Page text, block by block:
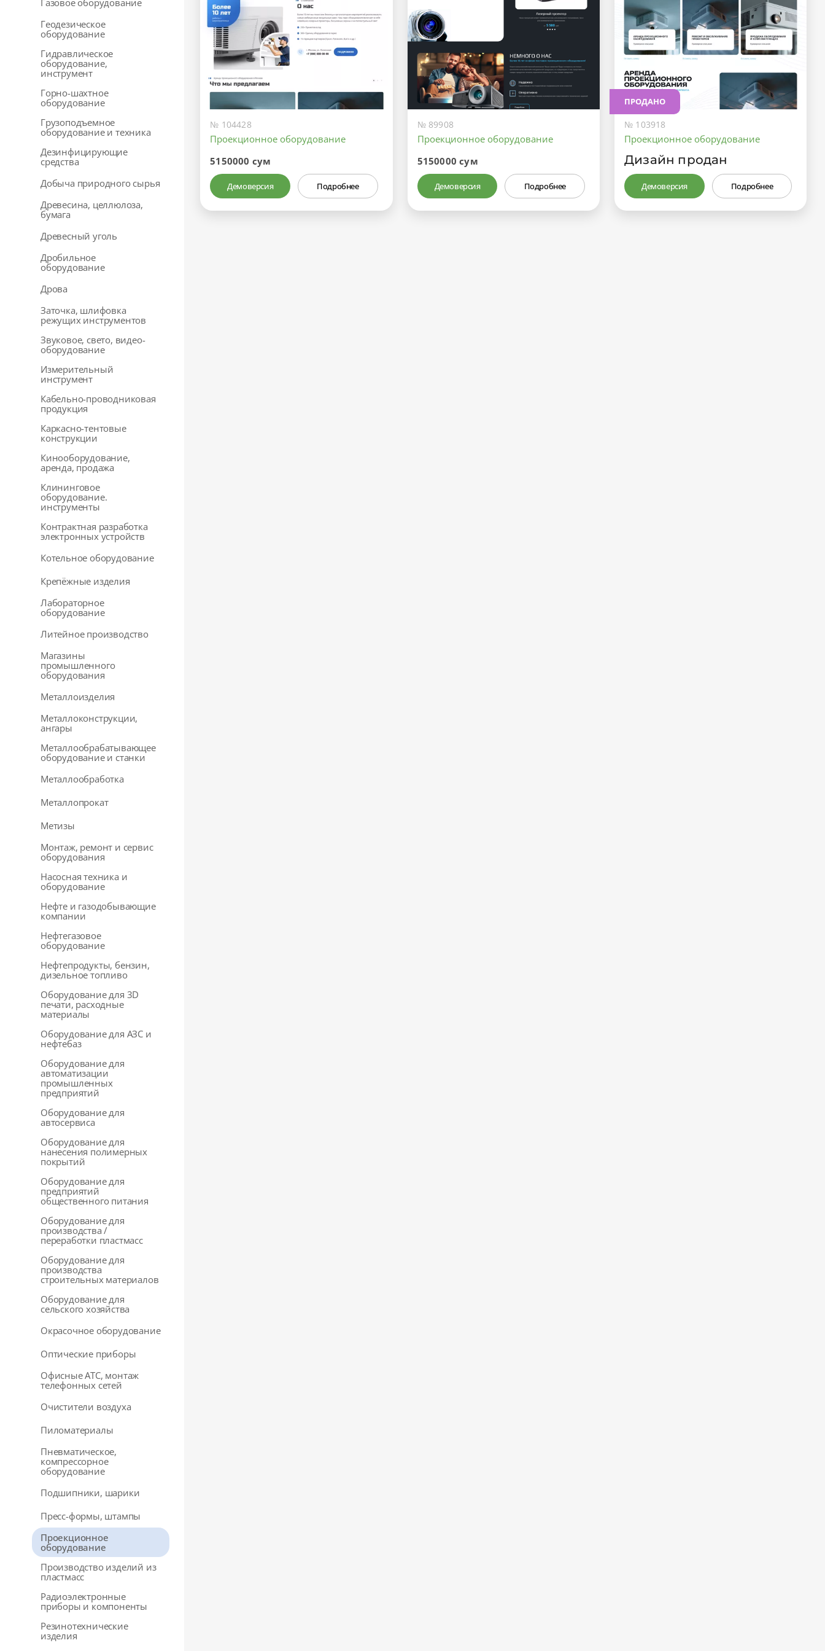
Газовое оборудование
Геодезическое
оборудование
Гидравлическое
оборудование,
инструмент
Горно-шахтное
оборудование
Грузоподъемное
оборудование и техника
Дезинфицирующие
средства
Добыча природного сырья
Древесина, целлюлоза,
бумага
Древесный уголь
Дробильное
оборудование
Дрова
Заточка, шлифовка
режущих инструментов
Звуковое, свето, видео-
оборудование
Измерительный
инструмент
Кабельно-проводниковая
продукция
Каркасно-тентовые
конструкции
Кинооборудование,
аренда, продажа
Клининговое
оборудование.
инструменты
Контрактная разработка
электронных устройств
Котельное оборудование
Крепёжные изделия
Лабораторное
оборудование
Литейное производство
Магазины
промышленного
оборудования
Металлоизделия
Металлоконструкции,
ангары
Металлообрабатывающее
оборудование и станки
Металлообработка
Металлопрокат
Метизы
Монтаж, ремонт и сервис
оборудования
Насосная техника и
оборудование
Нефте и газодобывающие
компании
Нефтегазовое
оборудование
Нефтепродукты, бензин,
дизельное топливо
Оборудование для 3D
печати, расходные
материалы
Оборудование для АЗС и
нефтебаз
Оборудование для
автоматизации
промышленных
предприятий
Оборудование для
автосервиса
Оборудование для
нанесения полимерных
покрытий
Оборудование для
предприятий
общественного питания
Оборудование для
производства /
переработки пластмасс
Оборудование для
производства
строительных материалов
Оборудование для
сельского хозяйства
Окрасочное оборудование
Оптические приборы
Офисные АТС, монтаж
телефонных сетей
Очистители воздуха
Пиломатериалы
Пневматическое,
компрессорное
оборудование
Подшипники, шарики
Пресс-формы, штампы
Проекционное
оборудование
Производство изделий из
пластмасс
Радиоэлектронные
приборы и компоненты
Резинотехнические
изделия
№ 104428
Проекционное оборудование
5150000 сум
Демоверсия Подробнее
№ 89908
Проекционное оборудование
5150000 сум
Демоверсия Подробнее
ПРОДАНО
№ 103918
Проекционное оборудование
Дизайн продан
Демоверсия Подробнее